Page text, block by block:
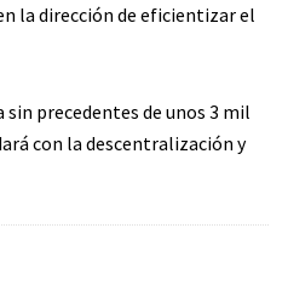
la dirección de eficientizar el
precedentes de unos 3 mil
con la descentralización y